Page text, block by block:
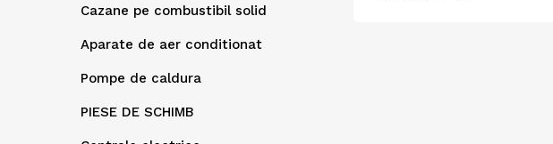
Cazane pe combustibil solid
Aparate de aer conditionat
Pompe de caldura
PIESE DE SCHIMB